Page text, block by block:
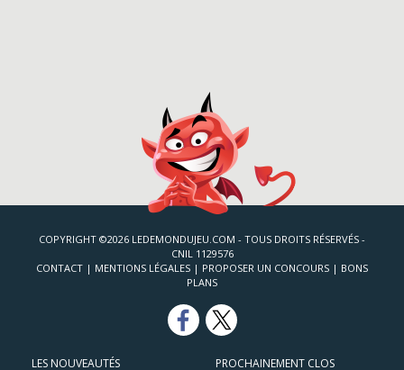
COPYRIGHT ©2026 LEDEMONDUJEU.COM - TOUS DROITS RÉSERVÉS -
CNIL 1129576
CONTACT | MENTIONS LÉGALES | PROPOSER UN CONCOURS | BONS
PLANS
LES NOUVEAUTÉS PROCHAINEMENT CLOS